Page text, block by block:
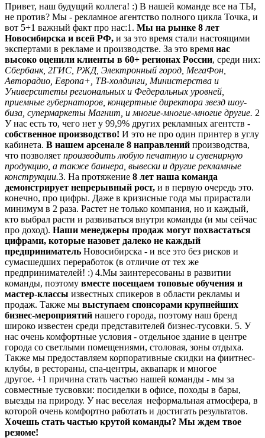
Привет, наш будущий коллега! :) В нашей команде все на ТЫ,
не против? Мы - рекламное агентство полного цикла Точка, и
вот 5+1 важный факт про нас:1. Мы на рынке 8 лет
Новосибирска и всей РФ, и за это время стали настоящими
экспертами в рекламе и производстве. За это время нас
высоко оценили клиенты в 60+ регионах России, среди них:
Сбербанк, 2ГИС, РЖД, Электронный город, МегаФон,
Авторадио, Европа+, ТВ-холдинги, Министерства и
Университеты региональных и Федеральных уровней,
приемные губернаторов, концертные директора звезд шоу-
биза, супермаркеты Магнит, и многие-многие-многие другие. 2
У нас есть то, чего нет у 99,9% других рекламных агентств -
собственное производство! И это не про один принтер в углу
кабинета. В нашем арсенале 8 направлений производства,
что позволяет производить любую печатную и сувенирную
продукцию, а также баннера, вывески и другие рекламные
конструкции.3. На протяжение 8 лет наша команда
демонстрирует непрерывный рост, и в первую очередь это.
конечно, про цифры. Даже в кризисные года мы прирастали
минимум в 2 раза. Растет не только компания, но и каждый,
кто выбрал расти и развиваться внутри команды (и мы сейчас
про доход). Наши менеджеры продаж могут похвастаться
цифрами, которые назовет далеко не каждый
предприниматель Новосибирска - и все это без рисков и
сумасшедших переработок (в отличие от тех же
предпринимателей! :) 4.Мы заинтересованы в развитии
команды, поэтому вместе посещаем топовые обучения и
мастер-классы известных спикеров в области рекламы и
продаж. Также мы выступаем спонсорами крупнейших
бизнес-мероприятий нашего города, поэтому наш бренд
широко известен среди представителей бизнес-тусовки. 5. У
нас очень комфортные условия - отдельное здание в центре
города со светлыми помещениями, столовая, зоны отдыха.
Также мы предоставляем корпоративные скидки на фиитнес-
клубы, в рестораны, спа-центры, аквапарк и многое
другое. +1 причина стать частью нашей команды - мы за
совместные тусвовки: посиделки в офисе, походы в бары,
выезды на природу. У нас веселая неформальная атмосфера, в
которой очень комфортно работать и достигать результатов.
Хочешь стать частью крутой команды? Мы ждем твое
резюме!